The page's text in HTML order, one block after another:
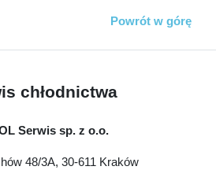
Powrót w górę
chłodnictwa
Serwis sp. z o.o.
48/3A, 30-611 Kraków